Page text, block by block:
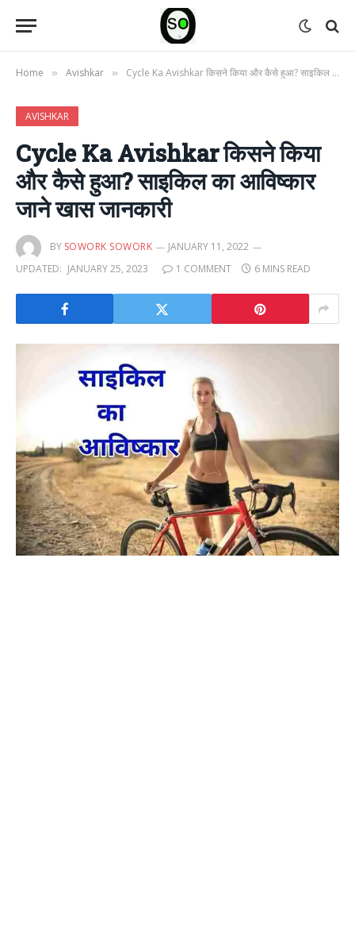
Home » Avishkar » Cycle Ka Avishkar किसने किया और कैसे हुआ? साइकिल का आविष्कार जाने खास जानकारी
AVISHKAR
Cycle Ka Avishkar किसने किया
और कैसे हुआ? साइकिल का आविष्कार
जाने खास जानकारी
BY SOWORK SOWORK
JANUARY 11, 2022
UPDATED: JANUARY 25, 2023 1 COMMENT 6 MINS READ